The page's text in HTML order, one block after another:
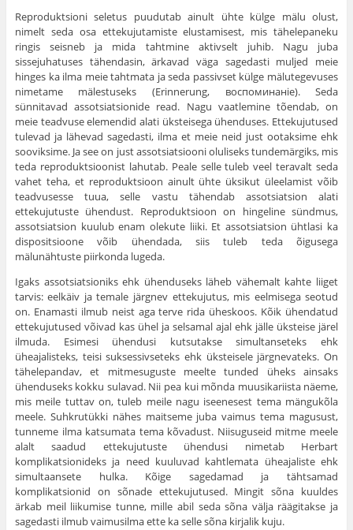
Reproduktsioni seletus puudutab ainult ühte külge mälu olust,
nimelt seda osa ettekujutamiste elustamisest, mis tähelepaneku
ringis seisneb ja mida tahtmine aktivselt juhib. Nagu juba
sissejuhatuses tähendasin, ärkavad väga sagedasti muljed meie
hinges ka ilma meie tahtmata ja seda passivset külge mälutegevuses
nimetame mälestuseks (Erinnerung, воспоминанiе). Seda
sünnitavad assotsiatsionide read. Nagu vaatlemine tõendab, on
meie teadvuse elemendid alati üksteisega ühenduses. Ettekujutused
tulevad ja lähevad sagedasti, ilma et meie neid just ootaksime ehk
sooviksime. Ja see on just assotsiatsiooni oluliseks tundemärgiks, mis
teda reproduktsioonist lahutab. Peale selle tuleb veel teravalt seda
vahet teha, et reproduktsioon ainult ühte üksikut üleelamist võib
teadvusesse tuua, selle vastu tähendab assotsiatsion alati
ettekujutuste ühendust. Reproduktsioon on hingeline sündmus,
assotsiatsion kuulub enam olekute liiki. Et assot­siatsion ühtlasi ka
dispositsioone võib ühendada, siis tuleb teda õigusega
mälunähtuste piirkonda lugeda.
Igaks assotsiatsioniks ehk ühenduseks läheb vähemalt kahte liiget
tarvis: eelkäiv ja temale järgnev ettekujutus, mis eelmisega seotud
on. Enamasti ilmub neist aga terve rida ühes­koos. Kõik ühendatud
ettekujutused võivad kas ühel ja selsamal ajal ehk jälle üksteise järel
ilmuda. Esimesi ühen­dusi kutsutakse simultanseteks ehk
üheajalisteks, teisi suksessivseteks ehk üksteisele järgnevateks. On
tähelepandav, et mitmesuguste meelte tunded üheks ainsaks
ühenduseks kokku sulavad. Nii pea kui mõnda muusikariista näeme,
mis meile tuttav on, tuleb meile nagu iseenesest tema mängukõla
meele. Suhkrutükki nähes maitseme juba vaimus tema magusust,
tunneme ilma katsumata tema kõvadust. Niisuguseid mitme meele
alalt saadud ettekujutuste ühendusi nimetab Herbart
komplikatsionideks ja need kuuluvad kahtlemata üheajaliste ehk
simultaansete hulka. Kõige sagedamad ja tähtsamad
komplikatsionid on sõnade ettekujutused. Mingit sõna kuul­des
ärkab meil liikumise tunne, mille abil seda sõna välja räägitakse ja
sagedasti ilmub vaimusilma ette ka selle sõna kirjalik kuju.